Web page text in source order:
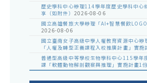
歷史學科中心辦理114學年度歷史學科中心
享（如附件） 2026-08-06
國立高雄餐旅大學辦理「AI+智慧餐飲
2026-08-06
國立臺南女子高級中學人權教育資源中心
「人權及轉型正義課程入校推廣計畫」實施
普通型高級中等學校生物學科中心115學年
課「軟體動物解剖觀察與推理」實施計畫1